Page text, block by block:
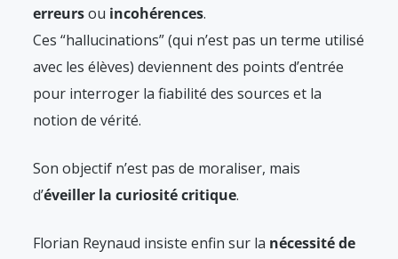
erreursou incohérences.
Ces “hallucinations” (qui n’est pas un terme utilisé
avec les élèves) deviennent des points d’entrée
pour interroger la fiabilité des sources et la
notion de vérité.
Son objectif n’est pas de moraliser, mais
d’éveiller la curiosité critique.
Florian Reynaud insiste enfin sur la nécessité de